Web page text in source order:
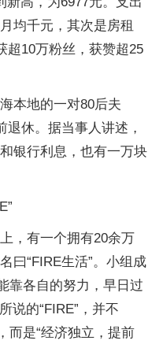
均千元，其次是房租
超10万粉丝，获赞超25
本地的一对80后夫
休。据当事人讲述，
银行利息，也有一万块
，有一个拥有20余万
曰“FIRE生活”。小组成
靠各自的努力，早日过
说的“FIRE”，并不
而是“经济独立，提前